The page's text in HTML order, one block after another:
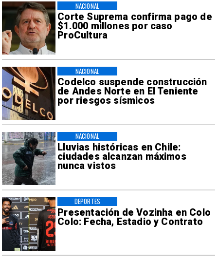
Corte Suprema confirma pago de
$1.000 millones por caso
ProCultura
NACIONAL
Codelco suspende construcción
de Andes Norte en El Teniente
por riesgos sísmicos
NACIONAL
Lluvias históricas en Chile:
ciudades alcanzan máximos
nunca vistos
NACIONAL
Presentación de Vozinha en Colo
Colo: Fecha, Estadio y Contrato
DEPORTES